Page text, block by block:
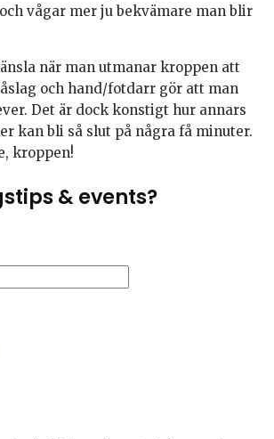
vågar mer ju bekvämare man blir
när man utmanar kroppen att
och hand/fotdarr gör att man
Det är dock konstigt hur annars
kan bli så slut på några få minuter.
kroppen!
& events?